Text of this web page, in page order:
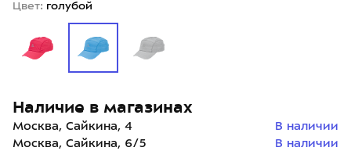
Цвет: голубой
Наличие в магазинах
Москва, Сайкина, 4
В наличии
Москва, Сайкина, 6/5
В наличии